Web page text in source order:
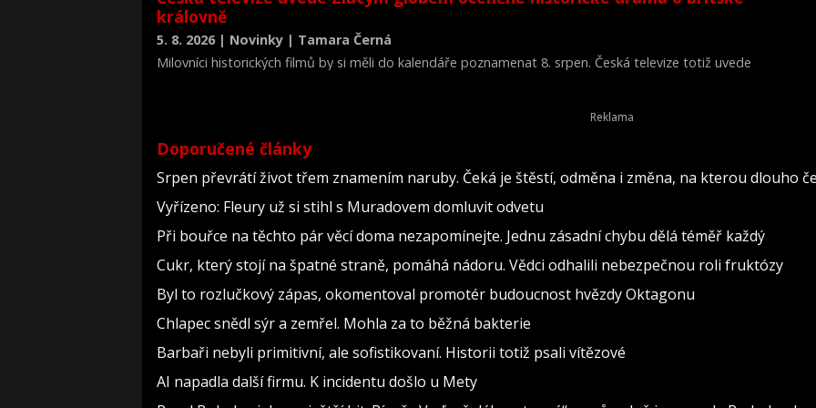
královně
5. 8. 2026 | Novinky | Tamara Černá
Milovníci historických filmů by si měli do kalendáře poznamenat 8. srpen. Česká televize totiž uvede
Doporučené články
Srpen převrátí život třem znamením naruby. Čeká je štěstí, odměna i změna, na kterou dlouho
Vyřízeno: Fleury už si stihl s Muradovem domluvit odvetu
Při bouřce na těchto pár věcí doma nezapomínejte. Jednu zásadní chybu dělá téměř každý
Cukr, který stojí na špatné straně, pomáhá nádoru. Vědci odhalili nebezpečnou roli fruktózy
Byl to rozlučkový zápas, okomentoval promotér budoucnost hvězdy Oktagonu
Chlapec snědl sýr a zemřel. Mohla za to běžná bakterie
Barbaři nebyli primitivní, ale sofistikovaní. Historii totiž psali vítězové
AI napadla další firmu. K incidentu došlo u Mety